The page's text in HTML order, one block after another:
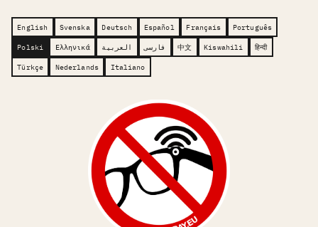
English Svenska Deutsch Español Français
Português
Polski
Ελληνικά العربية فارسی 中文 Kiswahili
हिन्दी
Türkçe
Nederlands Italiano